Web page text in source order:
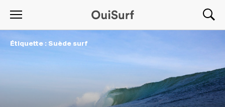
Étiquette : Suède surf